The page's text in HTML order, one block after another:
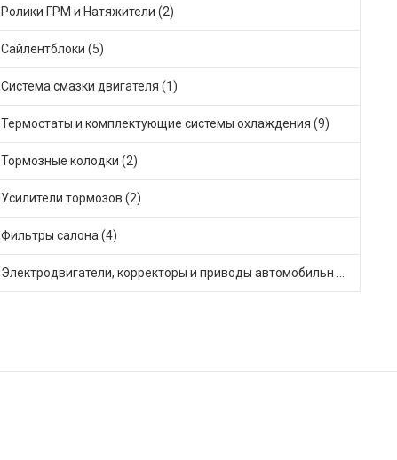
Ролики ГРМ и Натяжители (2)
Сайлентблоки (5)
Система смазки двигателя (1)
Термостаты и комплектующие системы охлаждения (9)
Тормозные колодки (2)
Усилители тормозов (2)
Фильтры салона (4)
Электродвигатели, корректоры и приводы автомобильн (3)